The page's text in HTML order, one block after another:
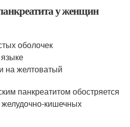
у женщин
оболочек
на желтоватый
панкреатитом обостряется
кишечных